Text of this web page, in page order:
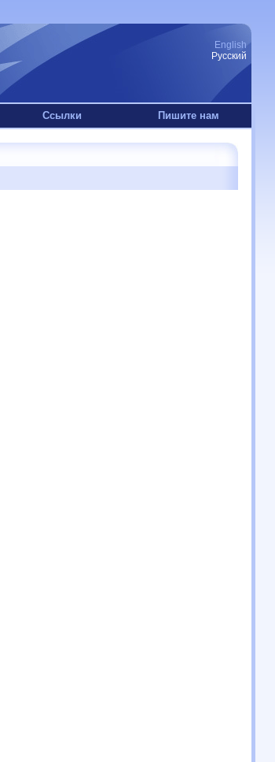
English
Русский
Ссылки Пишите нам